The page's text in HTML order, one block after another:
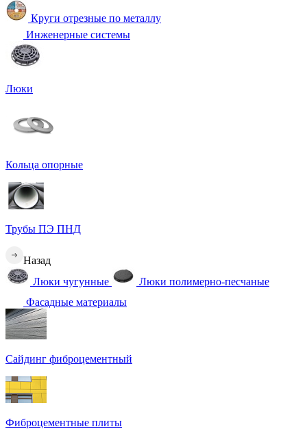
Круги отрезные по металлу
Инженерные системы
Люки
Кольца опорные
Трубы ПЭ ПНД
Назад
Люки чугунные
Люки полимерно-песчаные
Фасадные материалы
Сайдинг фиброцементный
Фиброцементные плиты